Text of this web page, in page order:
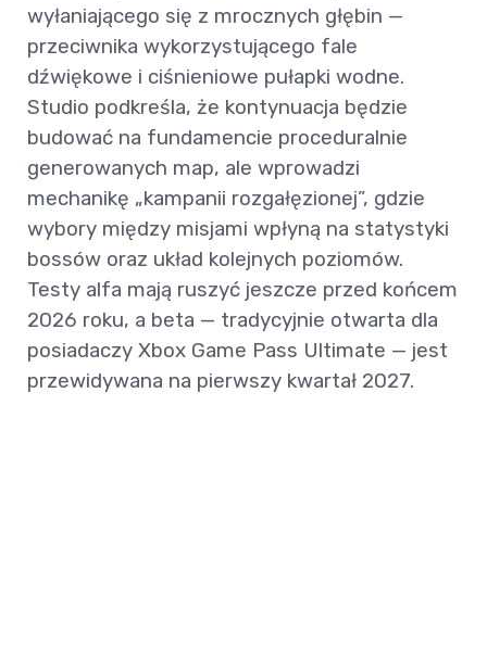
wyłaniającego się z mrocznych głębin —
przeciwnika wykorzystującego fale
dźwiękowe i ciśnieniowe pułapki wodne.
Studio podkreśla, że kontynuacja będzie
budować na fundamencie proceduralnie
generowanych map, ale wprowadzi
mechanikę „kampanii rozgałęzionej”, gdzie
wybory między misjami wpłyną na statystyki
bossów oraz układ kolejnych poziomów.
Testy alfa mają ruszyć jeszcze przed końcem
2026 roku, a beta — tradycyjnie otwarta dla
posiadaczy Xbox Game Pass Ultimate — jest
przewidywana na pierwszy kwartał 2027.